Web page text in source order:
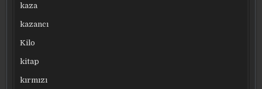
kaza
kazancı
Kilo
kitap
kırmızı